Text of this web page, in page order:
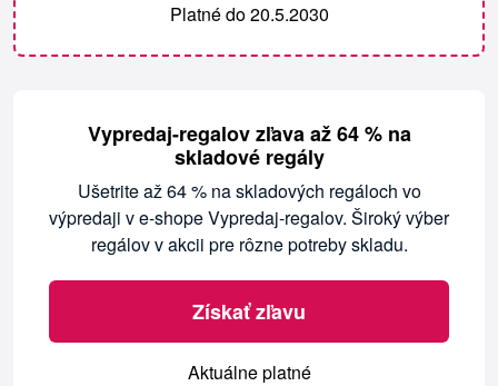
Platné do 20.5.2030
Vypredaj-regalov zľava až 64 % na
skladové regály
Ušetrite až 64 % na skladových regáloch vo
výpredaji v e-shope Vypredaj-regalov. Široký výber
regálov v akcii pre rôzne potreby skladu.
Získať zľavu
Aktuálne platné